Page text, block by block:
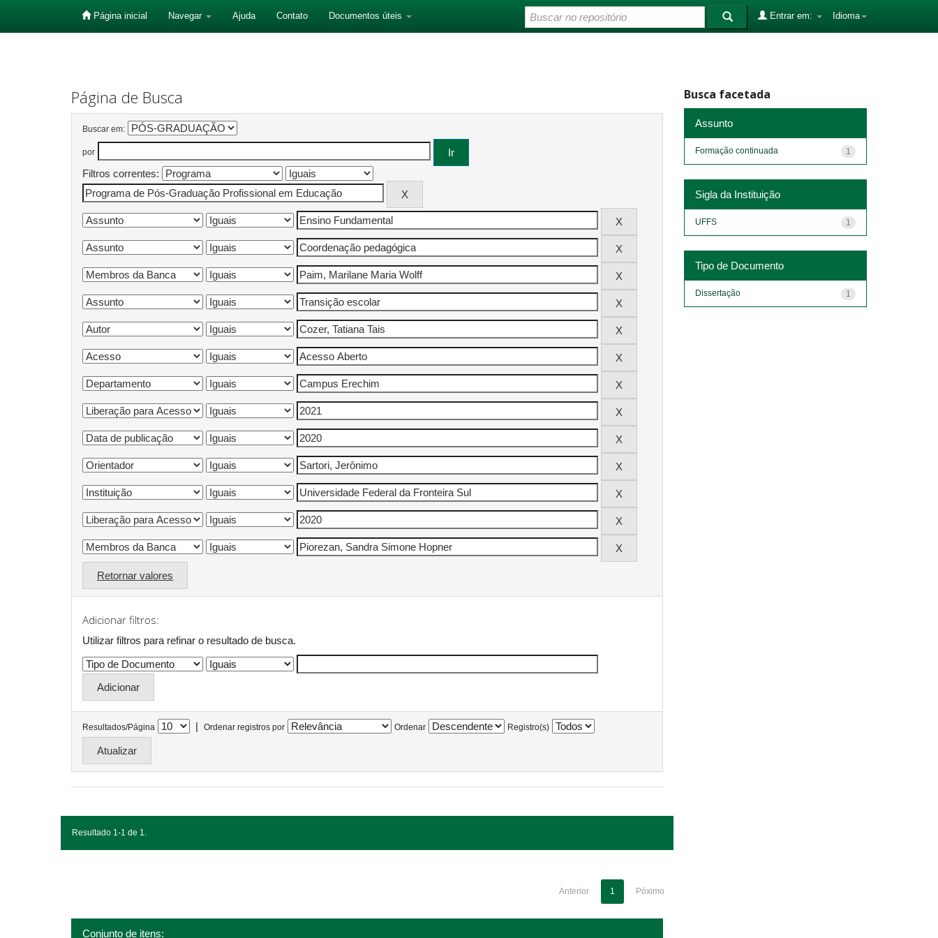
Página inicial Navegar Ajuda Contato Documentos úteis Idioma
Entrar em:
Página de Busca
Buscar em:
por
Filtros correntes:
Retornar valores
Adicionar filtros:
Utilizar filtros para refinar o resultado de busca.
Resultados/Página | Ordenar registros por Ordenar Registro(s)
Resultado 1-1 de 1.
Anterior 1 Póximo
Conjunto de itens:
Busca facetada
Assunto
1
Formação continuada
Sigla da Instituição
1
UFFS
Tipo de Documento
1
Dissertação